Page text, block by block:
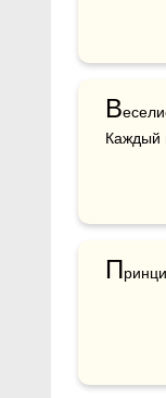
В
Каждый
П